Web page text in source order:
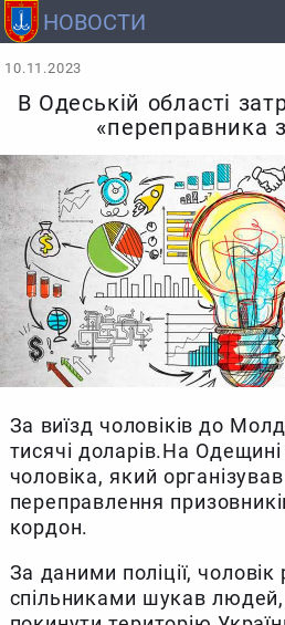
10.11.2023
В Одеській області
«переправника
За виїзд чоловіків до
тисячі доларів.На
чоловіка, який
переправлення
кордон.
За даними поліції, чоловік
спільниками шукав людей,